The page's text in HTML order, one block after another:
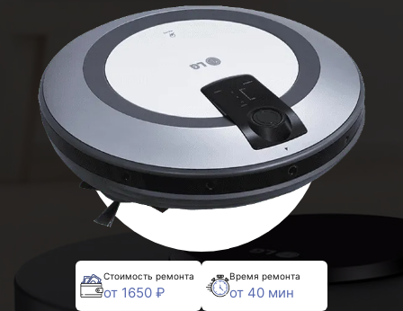
Стоимость ремонта
от 1650 ₽
Время ремонта
от 40 мин